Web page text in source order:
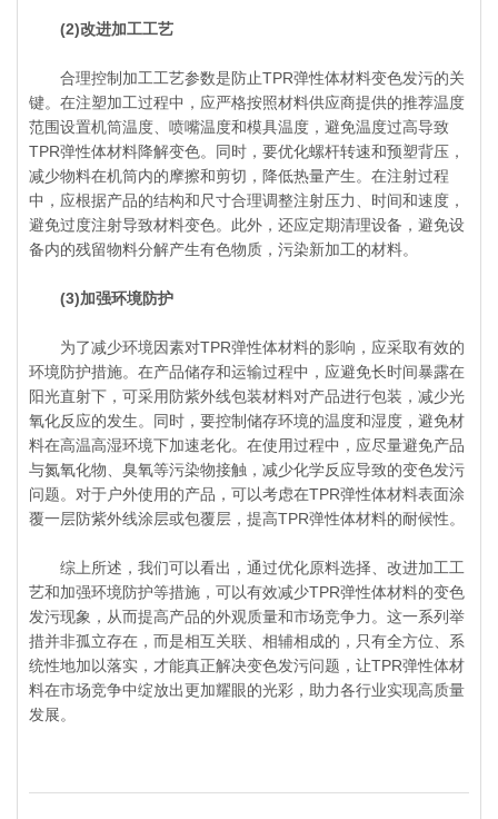
(2)改进加工工艺
合理控制加工工艺参数是防止TPR弹性体材料变色发污的关
键。在注塑加工过程中，应严格按照材料供应商提供的推荐温度
范围设置机筒温度、喷嘴温度和模具温度，避免温度过高导致
TPR弹性体材料降解变色。同时，要优化螺杆转速和预塑背压，
减少物料在机筒内的摩擦和剪切，降低热量产生。在注射过程
中，应根据产品的结构和尺寸合理调整注射压力、时间和速度，
避免过度注射导致材料变色。此外，还应定期清理设备，避免设
备内的残留物料分解产生有色物质，污染新加工的材料。
(3)加强环境防护
为了减少环境因素对TPR弹性体材料的影响，应采取有效的
环境防护措施。在产品储存和运输过程中，应避免长时间暴露在
阳光直射下，可采用防紫外线包装材料对产品进行包装，减少光
氧化反应的发生。同时，要控制储存环境的温度和湿度，避免材
料在高温高湿环境下加速老化。在使用过程中，应尽量避免产品
与氮氧化物、臭氧等污染物接触，减少化学反应导致的变色发污
问题。对于户外使用的产品，可以考虑在TPR弹性体材料表面涂
覆一层防紫外线涂层或包覆层，提高TPR弹性体材料的耐候性。
综上所述，我们可以看出，通过优化原料选择、改进加工工
艺和加强环境防护等措施，可以有效减少TPR弹性体材料的变色
发污现象，从而提高产品的外观质量和市场竞争力。这一系列举
措并非孤立存在，而是相互关联、相辅相成的，只有全方位、系
统性地加以落实，才能真正解决变色发污问题，让TPR弹性体材
料在市场竞争中绽放出更加耀眼的光彩，助力各行业实现高质量
发展。